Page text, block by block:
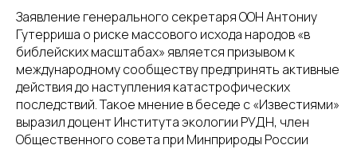
Заявление генерального секретаря ООН Антониу
Гутерриша о риске массового исхода народов «в
библейских масштабах» является призывом к
международному сообществу предпринять активные
действия до наступления катастрофических
последствий. Такое мнение в беседе с «Известиями»
выразил доцент Института экологии РУДН, член
Общественного совета при Минприроды России